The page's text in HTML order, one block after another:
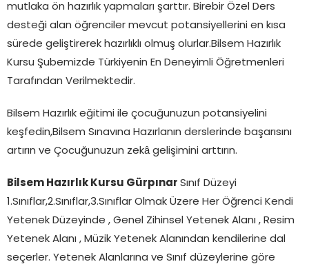
mutlaka ön hazırlık yapmaları şarttır. Birebir Özel Ders
desteği alan öğrenciler mevcut potansiyellerini en kısa
sürede geliştirerek hazırlıklı olmuş olurlar.Bilsem Hazırlık
Kursu Şubemizde Türkiyenin En Deneyimli Öğretmenleri
Tarafından Verilmektedir.
Bilsem Hazırlık eğitimi ile çocuğunuzun potansiyelini
keşfedin,Bilsem Sınavına Hazırlanın derslerinde başarısını
artırın ve Çocuğunuzun zekâ gelişimini arttırın.
Bilsem Hazırlık Kursu Gürpınar Sınıf Düzeyi
1.Sınıflar,2.Sınıflar,3.Sınıflar Olmak Üzere Her Öğrenci Kendi
Yetenek Düzeyinde , Genel Zihinsel Yetenek Alanı , Resim
Yetenek Alanı , Müzik Yetenek Alanından kendilerine dal
seçerler. Yetenek Alanlarına ve Sınıf düzeylerine göre